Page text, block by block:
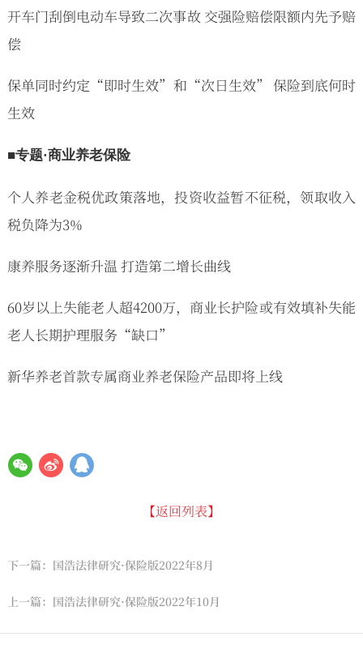
开车门刮倒电动车导致二次事故 交强险赔偿限额内先予赔
偿
保单同时约定“即时生效”和“次日生效” 保险到底何时
生效
■专题·商业养老保险
个人养老金税优政策落地，投资收益暂不征税，领取收入
税负降为3%
康养服务逐渐升温 打造第二增长曲线
60岁以上失能老人超4200万，商业长护险或有效填补失能
老人长期护理服务“缺口”
新华养老首款专属商业养老保险产品即将上线
【返回列表】
下一篇：国浩法律研究·保险版2022年8月
上一篇：国浩法律研究·保险版2022年10月